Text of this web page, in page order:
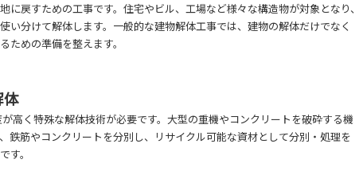
に戻すための工事です。住宅やビル、工場など様々な構造物が対象となり、
い分けて解体します。一般的な建物解体工事では、建物の解体だけでなく
ための準備を整えます。
体
高く特殊な解体技術が必要です。大型の重機やコンクリートを破砕する機
鉄筋やコンクリートを分別し、リサイクル可能な資材として分別・処理を
す。